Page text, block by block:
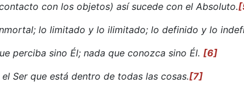
con los objetos) así sucede con el Absoluto.
lo limitado y lo ilimitado; lo definido y lo
perciba sino Él; nada que conozca sino Él. [6]
Ser que está dentro de todas las cosas.[7]